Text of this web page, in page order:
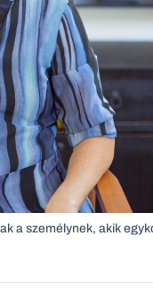
a személynek, akik